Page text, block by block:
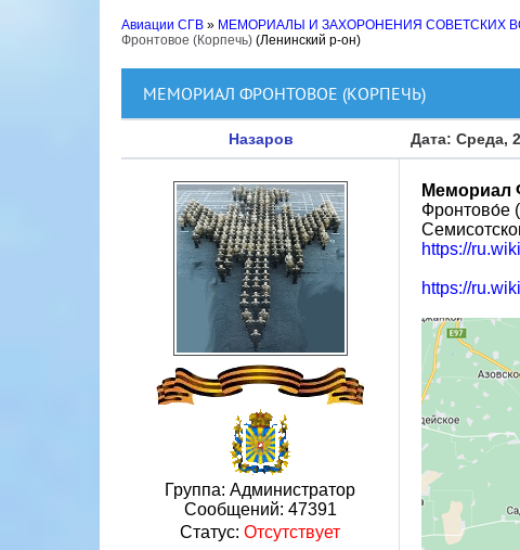
Авиации СГВ » МЕМОРИАЛЫ И ЗАХОРОНЕНИЯ СОВЕТСКИХ
Фронтовое (Корпечь) (Ленинский р-он)
МЕМОРИАЛ ФРОНТОВОЕ (КОРПЕЧЬ)
Назаров Дата: Среда,
Группа: Администратор
Сообщений: 47391
Статус: Отсутствует
Мемориал
Фронтово́е
https://
https://